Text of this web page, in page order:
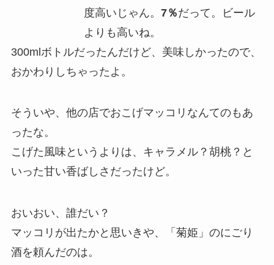
度高いじゃん。 7％だって。ビール
よりも高いね。
300mlボトルだったんだけど、美味しかったので、
おかわりしちゃったよ。
そういや、他の店でおこげマッコリなんてのもあ
ったな。
こげた風味というよりは、キャラメル？胡桃？と
いった甘い香ばしさだったけど。
おいおい、誰だい？
マッコリが出たかと思いきや、「菊姫」のにごり
酒を頼んだのは。